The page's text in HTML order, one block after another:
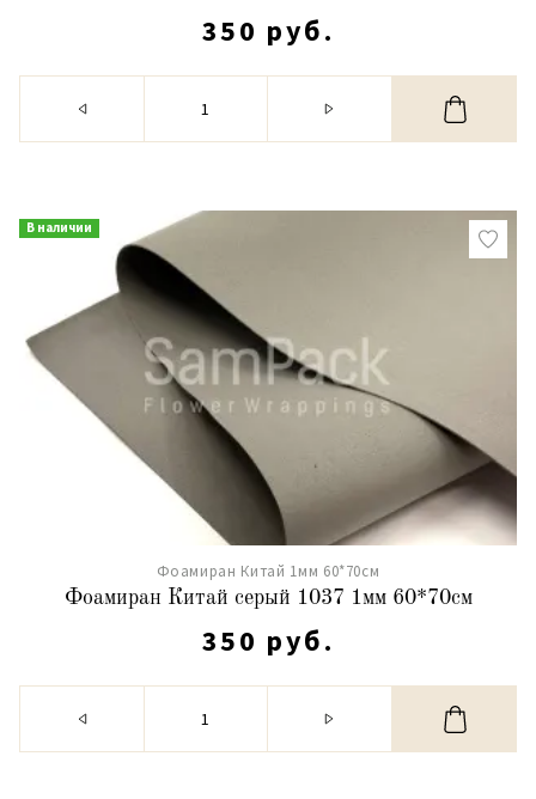
350 руб.
В наличии
Фоамиран Китай 1мм 60*70см
Фоамиран Китай серый 1037 1мм 60*70см
350 руб.